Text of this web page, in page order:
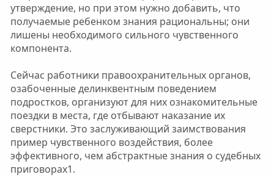
утверждение, но при этом нужно добавить, что
получаемые ребенком знания рациональны; они
лишены необходимого сильного чувственного
компонента.
Сейчас работники правоохранительных органов,
озабоченные делинквентным поведением
подростков, организуют для них ознакомительные
поездки в места, где отбывают наказание их
сверстники. Это заслуживающий заимствования
пример чувственного воздействия, более
эффективного, чем абстрактные знания о судебных
приговорах1.